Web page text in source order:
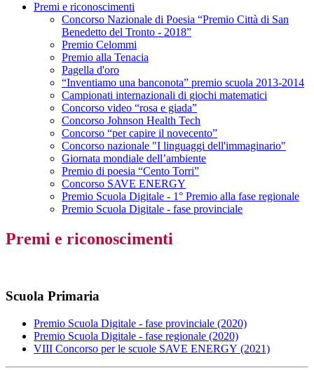
Premi e riconoscimenti
Concorso Nazionale di Poesia “Premio Città di San
Benedetto del Tronto - 2018”
Premio Celommi
Premio alla Tenacia
Pagella d'oro
“Inventiamo una banconota” premio scuola 2013-2014
Campionati internazionali di giochi matematici
Concorso video “rosa e giada”
Concorso Johnson Health Tech
Concorso “per capire il novecento”
Concorso nazionale "I linguaggi dell'immaginario"
Giornata mondiale dell’ambiente
Premio di poesia “Cento Torri”
Concorso SAVE ENERGY
Premio Scuola Digitale - 1° Premio alla fase regionale
Premio Scuola Digitale - fase provinciale
Premi e riconoscimenti
Scuola Primaria
Premio Scuola Digitale - fase provinciale (2020)
Premio Scuola Digitale - fase regionale (2020)
VIII Concorso per le scuole SAVE ENERGY (2021)